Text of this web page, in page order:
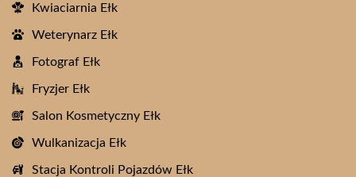
Kwiaciarnia Ełk
Weterynarz Ełk
Fotograf Ełk
Fryzjer Ełk
Salon Kosmetyczny Ełk
Wulkanizacja Ełk
Stacja Kontroli Pojazdów Ełk